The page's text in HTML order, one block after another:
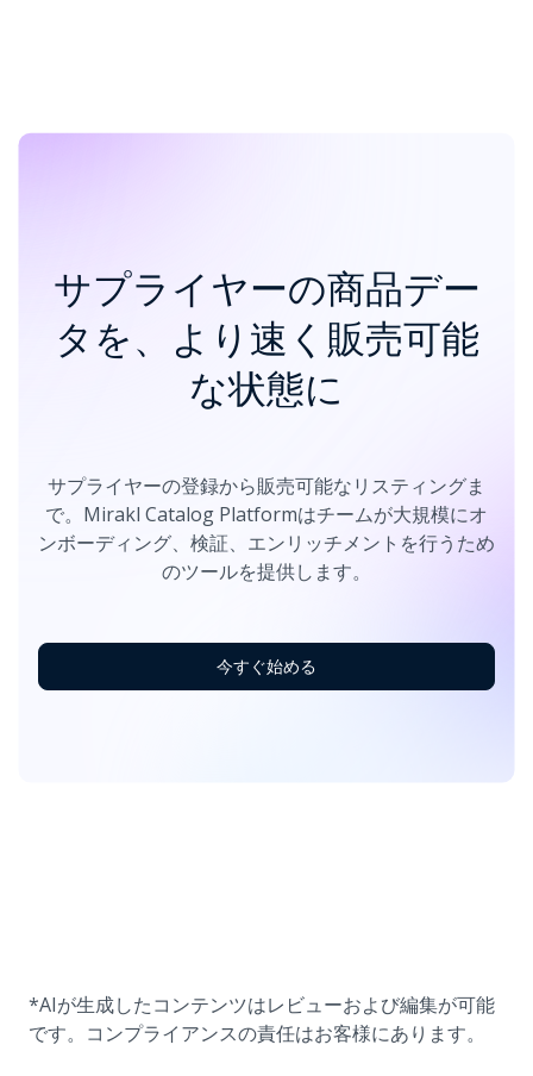
サプライヤーの商品デー
タを、より速く販売可能
な状態に
サプライヤーの登録から販売可能なリスティングま
で。Mirakl Catalog Platformはチームが大規模にオ
ンボーディング、検証、エンリッチメントを行うため
のツールを提供します。
今すぐ始める
*AIが生成したコンテンツはレビューおよび編集が可能
です。コンプライアンスの責任はお客様にあります。